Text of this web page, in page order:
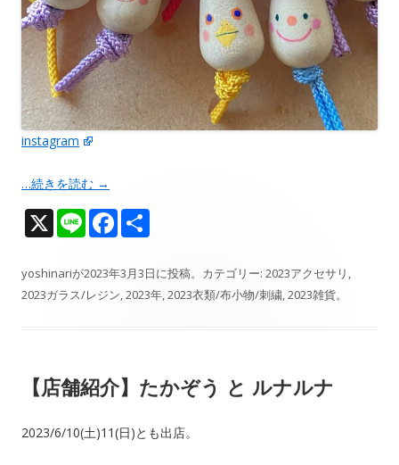
instagram
…続きを読む →
X Li
e
F
e
b
k
yoshinariが2023年3月3日に投稿。カテゴリー: 2023アクセサリ
2023ガラス/レジン 2023年 2023衣類/布小物/刺繍 2023雑貨。
【店舗紹介】たかぞう と ルナルナ
2023/6/10(土)11(日)とも出店。